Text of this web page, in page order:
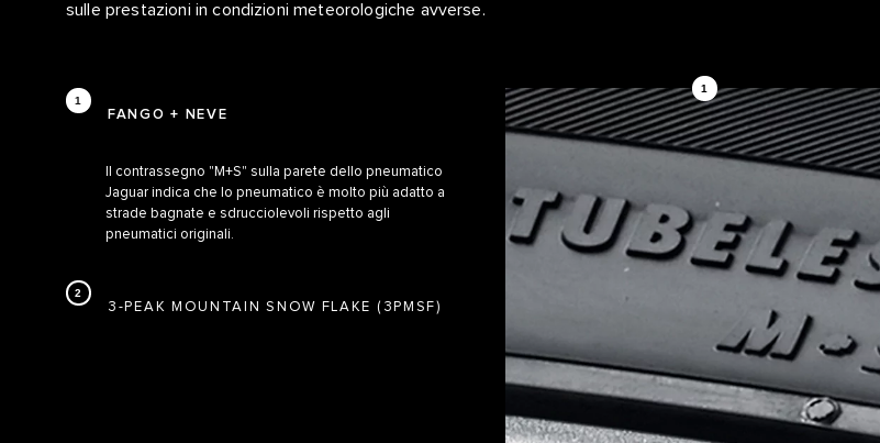
sulle prestazioni in condizioni meteorologiche avverse.
FANGO + NEVE
Il contrassegno "M+S" sulla parete dello pneumatico
Jaguar indica che lo pneumatico è molto più adatto a
strade bagnate e sdrucciolevoli rispetto agli
pneumatici originali.
3-PEAK MOUNTAIN SNOW FLAKE (3PMSF)